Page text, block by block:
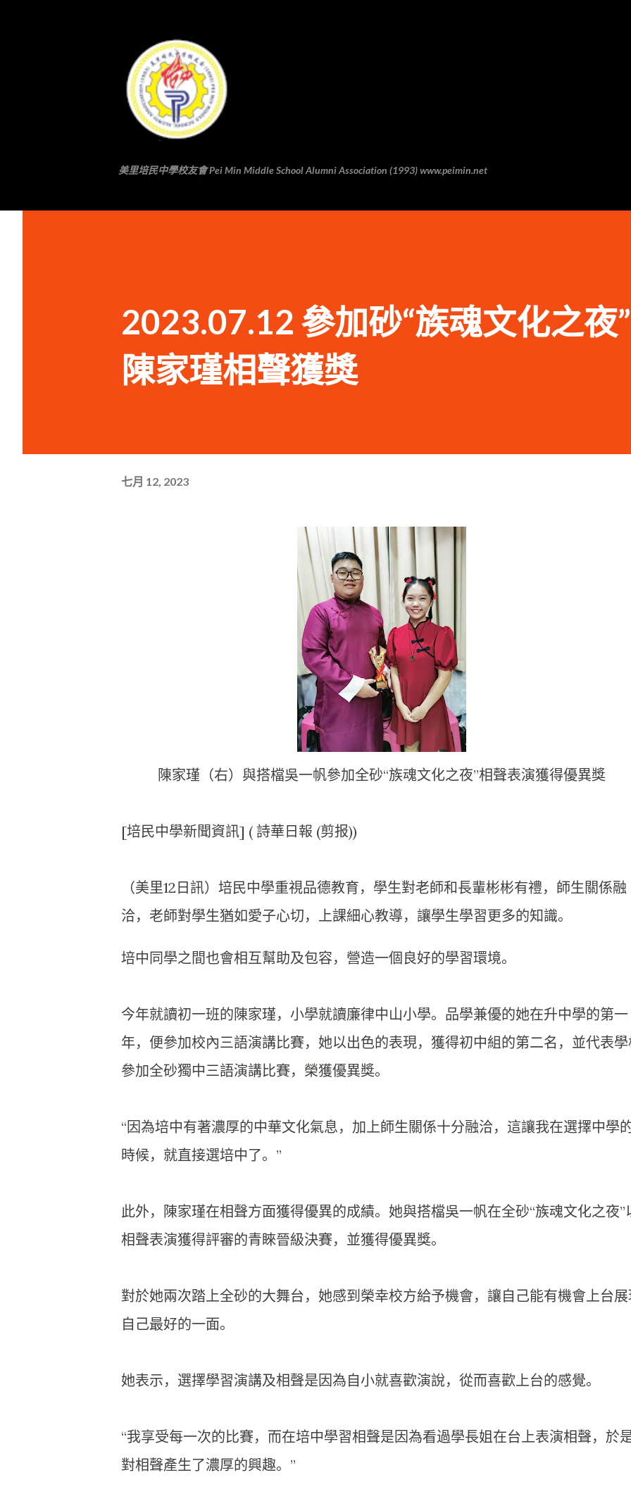
美里培民中學校友會 Pei Min Middle School Alumni Association (1993) www.peimin.net
2023.07.12 參加砂“族魂文化之夜
陳家瑾相聲獲獎
七月 12, 2023
陳家瑾（右）與搭檔吳一帆參加全砂“族魂文化之夜”相聲表演獲得優異獎
[培民中學新聞資訊] ( 詩華日報 (剪报))
（美里12日訊）培民中學重視品德教育， 學生對老師和長輩彬彬有禮，師生關係融
洽， 老師對學生猶如愛子心切，上課細心教導，讓學生學習更多的知識。
培中同學之間也會相互幫助及包容，營造一個良好的學習環境。
今年就讀初一班的陳家瑾，小學就讀廉律中山小學。 品學兼優的她在升中學的第一
年，便參加校內三語演講比賽， 她以出色的表現，獲得初中組的第二名， 並代表
參加全砂獨中三語演講比賽，榮獲優異獎。
“因為培中有著濃厚的中華文化氣息，加上師生關係十分融洽， 這讓我在選擇中學
時候，就直接選培中了。”
此外，陳家瑾在相聲方面獲得優異的成績。她與搭檔吳一帆在全砂“族魂文化之夜”
相聲表演獲得評審的青睞晉級決賽， 並獲得優異獎。
對於她兩次踏上全砂的大舞台，她感到榮幸校方給予機會， 讓自己能有機會上台
自己最好的一面。
她表示，選擇學習演講及相聲是因為自小就喜歡演說， 從而喜歡上台的感覺。
“我享受每一次的比賽， 而在培中學習相聲是因為看過學長姐在台上表演相聲， 於
對相聲產生了濃厚的興趣。”